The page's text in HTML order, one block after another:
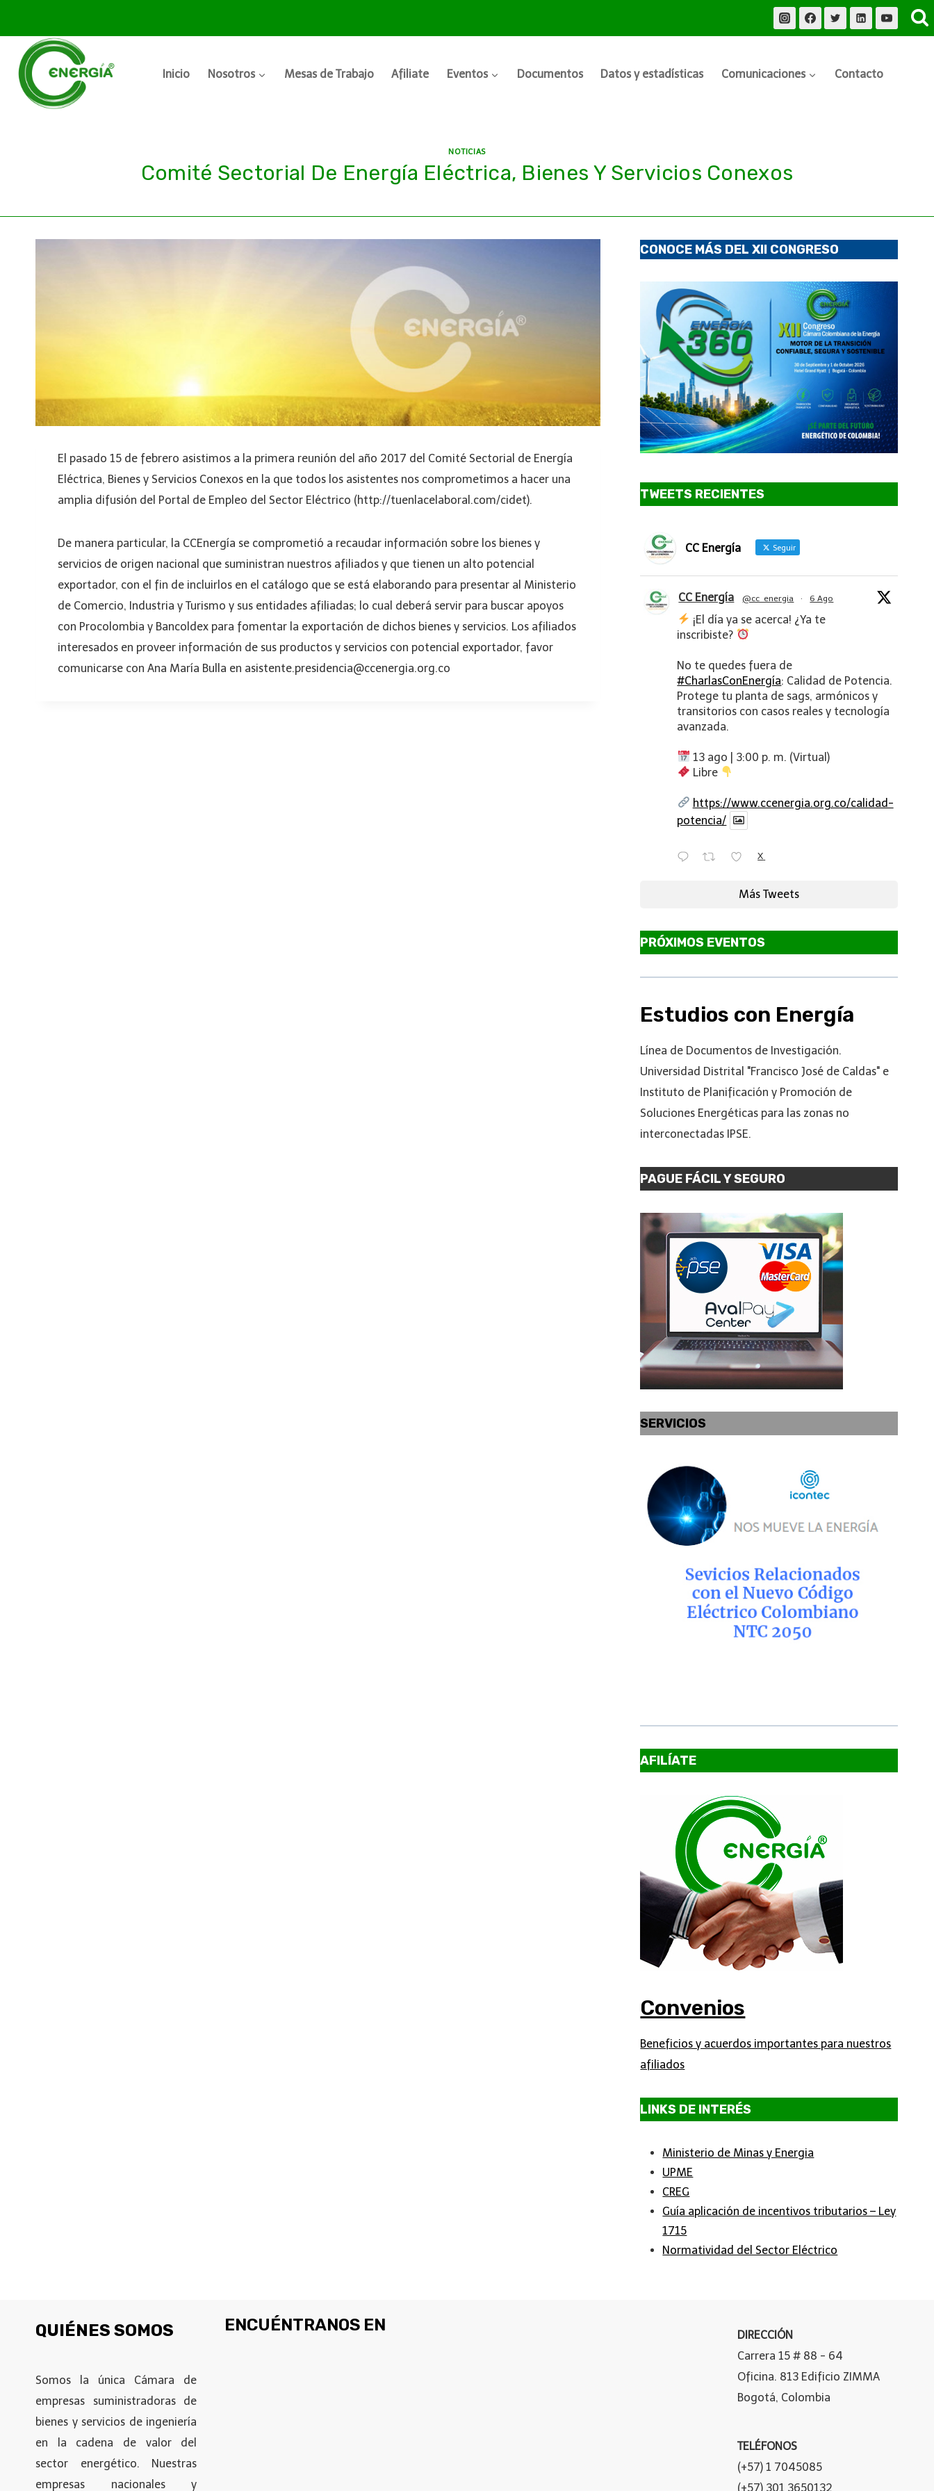
Inicio Nosotros Mesas de Trabajo Afiliate Eventos Documentos Datos y estadísticas Comunicaciones Contacto
NOTICIAS
Comité Sectorial De Energía Eléctrica, Bienes Y Servicios Conexos
El pasado 15 de febrero asistimos a la primera reunión del año 2017 del Comité Sectorial de Energía
Eléctrica, Bienes y Servicios Conexos en la que todos los asistentes nos comprometimos a hacer una
amplia difusión del Portal de Empleo del Sector Eléctrico (http://tuenlacelaboral.com/cidet).
De manera particular, la CCEnergía se comprometió a recaudar información sobre los bienes y
servicios de origen nacional que suministran nuestros afiliados y que tienen un alto potencial
exportador, con el fin de incluirlos en el catálogo que se está elaborando para presentar al Ministerio
de Comercio, Industria y Turismo y sus entidades afiliadas; lo cual deberá servir para buscar apoyos
con Procolombia y Bancoldex para fomentar la exportación de dichos bienes y servicios. Los afiliados
interesados en proveer información de sus productos y servicios con potencial exportador, favor
comunicarse con Ana María Bulla en asistente.presidencia@ccenergia.org.co
CONOCE MÁS DEL XII CONGRESO
TWEETS RECIENTES
CC Energía Seguir
CC Energía @cc_energia · 6 Ago
¡El día ya se acerca! ¿Ya te
inscribiste?
No te quedes fuera de
#CharlasConEnergía: Calidad de Potencia.
Protege tu planta de sags, armónicos y
transitorios con casos reales y tecnología
avanzada.
13 ago | 3:00 p. m. (Virtual)
Libre
https://www.ccenergia.org.co/calidad-
potencia/
X
Más Tweets
PRÓXIMOS EVENTOS
Estudios con Energía
Línea de Documentos de Investigación.
Universidad Distrital "Francisco José de Caldas" e
Instituto de Planificación y Promoción de
Soluciones Energéticas para las zonas no
interconectadas IPSE.
PAGUE FÁCIL Y SEGURO
SERVICIOS
AFILÍATE
Convenios
Beneficios y acuerdos importantes para nuestros
afiliados
LINKS DE INTERÉS
Ministerio de Minas y Energia
UPME
CREG
Guía aplicación de incentivos tributarios – Ley
1715
Normatividad del Sector Eléctrico
QUIÉNES SOMOS
Somos la única Cámara de
empresas suministradoras de
bienes y servicios de ingeniería
en la cadena de valor del
sector energético. Nuestras
empresas nacionales y
ENCUÉNTRANOS EN
DIRECCIÓN
Carrera 15 # 88 - 64
Oficina. 813 Edificio ZIMMA
Bogotá, Colombia
TELÉFONOS
(+57) 1 7045085
(+57) 301 3650132